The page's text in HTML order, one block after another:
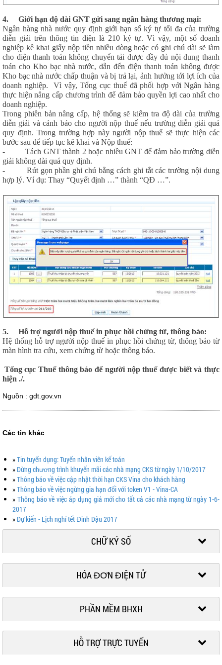
4. Giới hạn độ dài GNT gửi sang ngân hàng thương mại:
Ngân hàng nhà nước quy định giới hạn số ký tự tối đa của trường
diễn giải trên thông tin điện là 210 ký tự. Vì vậy, một số doanh
nghiệp kê khai giấy nộp tiền nhiều dòng hoặc có ghi chú dài sẽ làm
cho điện thanh toán không chuyển tải được đầy đủ nội dung thanh
toán cho Kho bạc nhà nước, dẫn đến điện thanh toán không được
Kho bạc nhà nước chấp thuận và bị trả lại, ảnh hưởng tới lợi ích của
doanh nghiệp. Vì vậy, Tổng cục thuế đã phối hợp với Ngân hàng
thực hiện nâng cấp chương trình để đảm bảo quyền lợi cao nhất cho
doanh nghiệp.
Trong phiên bản nâng cấp, hệ thống sẽ kiểm tra độ dài của trường
diễn giải và cảnh báo cho người nộp thuế nếu trường diễn giải quá
quy định. Trong trường hợp này người nộp thuế sẽ thực hiện các
bước sau để tiếp tục kê khai và Nộp thuế:
- Tách GNT thành 2 hoặc nhiều GNT để đảm bảo trường diễn
giải không dài quá quy định.
- Rút gọn phần ghi chú bằng cách ghi tắt các trường nội dung
hợp lý. Ví dụ: Thay “Quyết định …” thành “QĐ …”.
5. Hỗ trợ người nộp thuế in phục hồi chứng từ, thông báo:
Hệ thống hỗ trợ người nộp thuế in phục hồi chứng từ, thông báo từ
màn hình tra cứu, xem chứng từ hoặc thông báo.
Tổng cục Thuế thông báo để người nộp thuế được biết và thực
hiện ./.
Nguồn : gdt.gov.vn
Các tin khác
»Tin tuyển dụng: Tuyển nhân viên kế toán
» Dừng chương trình khuyến mãi các nhà mạng CKS từ ngày 1/10/2017
»Thông báo về việc cập nhật thời hạn CKS Vina cho khách hàng
»Thông báo về việc ngừng gia hạn đối với token V1 - Vina-CA
» Thông báo về việc áp dụng giá mới cho tất cả các nhà mạng từ ngày 1-6-
2017
» Dự kiến - Lịch nghỉ tết Đinh Dậu 2017
CHỮ KÝ SỐ
HÓA ĐƠN ĐIỆN TỬ
PHẦN MỀM BHXH
HỖ TRỢ TRỰC TUYẾN